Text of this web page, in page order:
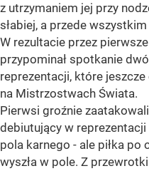
z utrzymaniem jej przy
słabiej, a przede
W rezultacie przez
przypominał spotkanie
reprezentacji, które
na Mistrzostwach Świata.
Pierwsi groźnie
debiutujący w reprezentacji
pola karnego - ale piłka
wyszła w pole. Z